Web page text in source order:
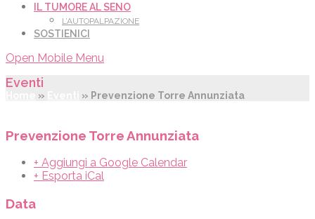
IL TUMORE AL SENO
L’AUTOPALPAZIONE
SOSTIENICI
Open Mobile Menu
Eventi
» » Prevenzione Torre Annunziata
Prevenzione Torre Annunziata
+ Aggiungi a Google Calendar
+ Esporta iCal
Data